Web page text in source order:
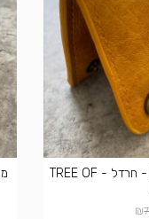
מיני קייס לטבק TAIYOO - חרדל - TREE OF
₪